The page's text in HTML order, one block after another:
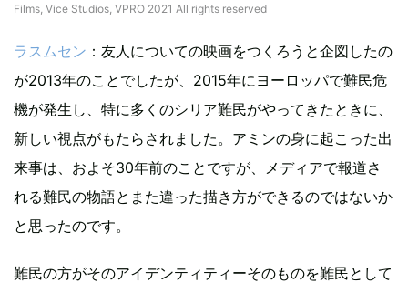
Films, Vice Studios, VPRO 2021 All rights reserved
ラスムセン ：友人についての映画をつくろうと企図したの
が2013年のことでしたが、2015年にヨーロッパで難民危
機が発生し、特に多くのシリア難民がやってきたときに、
新しい視点がもたらされました。アミンの身に起こった出
来事は、およそ30年前のことですが、メディアで報道さ
れる難民の物語とまた違った描き方ができるのではないか
と思ったのです。
難民の方がそのアイデンティティーそのものを難民として